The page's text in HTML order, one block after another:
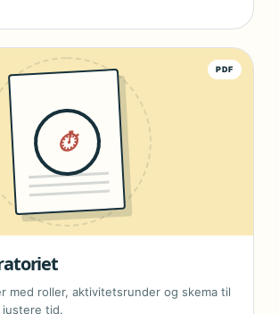
PDF
⏱
med roller, aktivitetsrunder og skema til
tid.